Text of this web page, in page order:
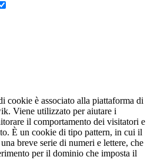
cookie è associato alla piattaforma di
Viene utilizzato per aiutare i
il comportamento dei visitatori e
È un cookie di tipo pattern, in cui il
breve serie di numeri e lettere, che
per il dominio che imposta il